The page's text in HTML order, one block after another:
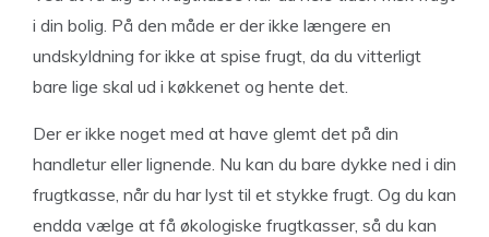
i din bolig. På den måde er der ikke længere en
undskyldning for ikke at spise frugt, da du vitterligt
bare lige skal ud i køkkenet og hente det.
Der er ikke noget med at have glemt det på din
handletur eller lignende. Nu kan du bare dykke ned i din
frugtkasse, når du har lyst til et stykke frugt. Og du kan
endda vælge at få økologiske frugtkasser, så du kan